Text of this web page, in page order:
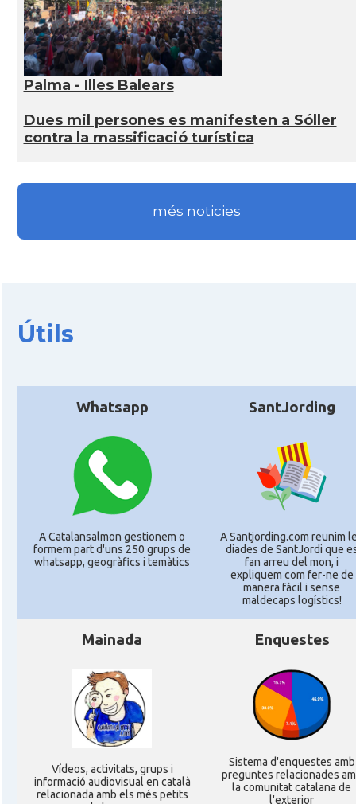
Palma - Illes Balears
Dues mil persones es manifesten a Sóller
contra la massificació turística
més noticies
Útils
Whatsapp
A Catalansalmon gestionem o
formem part d'uns 250 grups de
whatsapp, geogràfics i temàtics
SantJording
A Santjording.com reunim
diades de SantJordi que
fan arreu del mon, i
expliquem com fer-ne de
manera fàcil i sense
maldecaps logí­stics!
Mainada
Ví­deos, activitats, grups i
informació audiovisual en català
relacionada amb els més petits
Enquestes
Sistema d'enquestes amb
preguntes relacionades
la comunitat catalana de
l'exterior